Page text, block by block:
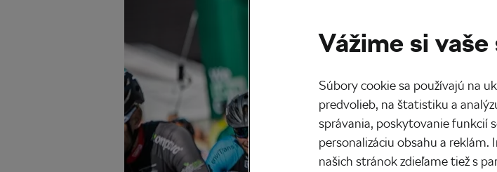
Vážime si
Súbory cookie sa používajú na
predvolieb, na štatistiku a
správania, poskytovanie funkcií
personalizáciu obsahu a reklám.
našich stránok zdieľame tiež s